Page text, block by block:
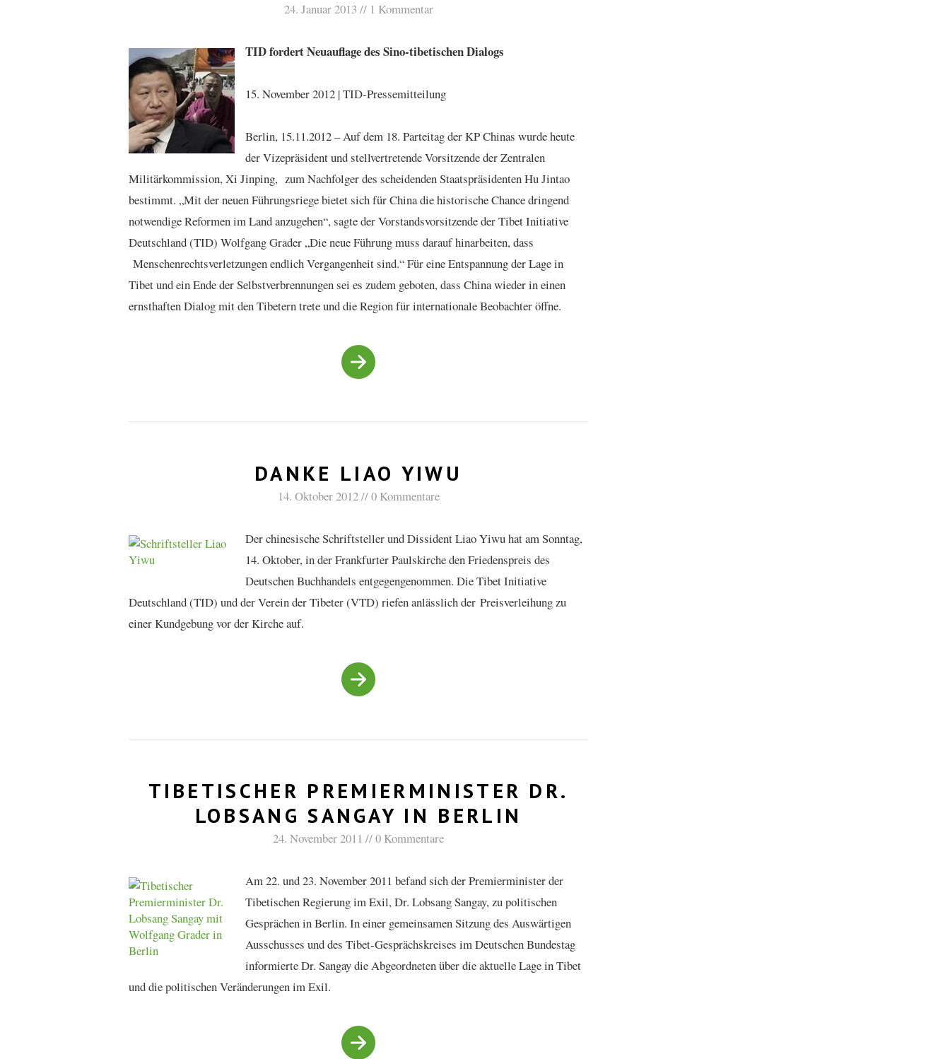
24. Januar 2013 1 Kommentar
TID fordert Neuauflage des Sino-tibetischen Dialogs
15. November 2012 | TID-Pressemitteilung
Berlin, 15.11.2012 – Auf dem 18. Parteitag der KP Chinas wurde heute
der Vizepräsident und stellvertretende Vorsitzende der Zentralen
Militärkommission, Xi Jinping, zum Nachfolger des scheidenden Staatspräsidenten Hu Jintao
bestimmt. „Mit der neuen Führungsriege bietet sich für China die historische Chance dringend
notwendige Reformen im Land anzugehen“, sagte der Vorstandsvorsitzende der Tibet Initiative
Deutschland (TID) Wolfgang Grader „Die neue Führung muss darauf hinarbeiten, dass
Menschenrechtsverletzungen endlich Vergangenheit sind.“ Für eine Entspannung der Lage in
Tibet und ein Ende der Selbstverbrennungen sei es zudem geboten, dass China wieder in einen
ernsthaften Dialog mit den Tibetern trete und die Region für internationale Beobachter öffne.
DANKE LIAO YIWU
14. Oktober 2012 0 Kommentare
Der chinesische Schriftsteller und Dissident Liao Yiwu hat am Sonntag,
14. Oktober, in der Frankfurter Paulskirche den Friedenspreis des
Deutschen Buchhandels entgegengenommen. Die Tibet Initiative
Deutschland (TID) und der Verein der Tibeter (VTD) riefen anlässlich der Preisverleihung zu
einer Kundgebung vor der Kirche auf.
TIBETISCHER PREMIERMINISTER DR.
LOBSANG SANGAY IN BERLIN
24. November 2011 0 Kommentare
Am 22. und 23. November 2011 befand sich der Premierminister der
Tibetischen Regierung im Exil, Dr. Lobsang Sangay, zu politischen
Gesprächen in Berlin. In einer gemeinsamen Sitzung des Auswärtigen
Ausschusses und des Tibet-Gesprächskreises im Deutschen Bundestag
informierte Dr. Sangay die Abgeordneten über die aktuelle Lage in Tibet
und die politischen Veränderungen im Exil.